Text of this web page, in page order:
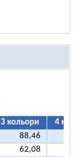
3 кольори
4
88,46
62,08